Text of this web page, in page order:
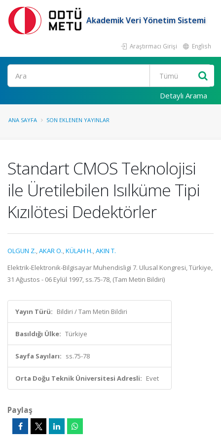
Akademik Veri Yönetim Sistemi
Araştırmacı Girişi English
Ara
Detaylı Arama
ANA SAYFA SON EKLENEN YAYINLAR
Standart CMOS Teknolojisi
ile Üretilebilen Isılküme Tipi
Kızılötesi Dedektörler
OLGUN Z.,AKAR O.,KÜLAH H.,AKIN T.
Elektrik-Elektronik-Bilgisayar Muhendisligi 7. Ulusal Kongresi, Türkiye,
31 Ağustos - 06 Eylül 1997, ss.75-78, (Tam Metin Bildiri)
Yayın Türü: Bildiri / Tam Metin Bildiri
Basıldığı Ülke: Türkiye
Sayfa Sayıları: ss.75-78
Orta Doğu Teknik Üniversitesi Adresli: Evet
Paylaş